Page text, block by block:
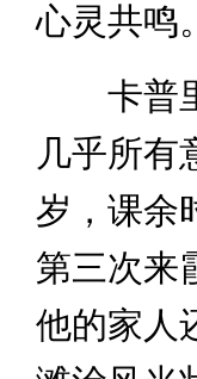
心灵共鸣
卡普里
几乎所有
岁，课余
第三次来
他的家人